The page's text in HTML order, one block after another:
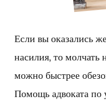
Если вы оказались
насилия, то молчать
можно быстрее
Помощь адвоката по